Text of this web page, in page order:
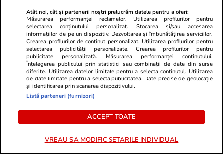
întâlnirea cu Recep Tayyip
Erdoğan și Emine Erdoğan. Ce
s-a întâmplat chiar înaintea
fotografiei oficiale
PARTENERI
Atât noi, cât și partenerii noștri prelucrăm datele pentru a oferi:
Măsurarea performanței reclamelor. Utilizarea profilurilor pentru
selectarea conținutului personalizat. Stocarea și/sau accesarea
informațiilor de pe un dispozitiv. Dezvoltarea și îmbunătățirea serviciilor.
Crearea profilurilor de conținut personalizat. Utilizarea profilurilor pentru
selectarea publicității personalizate. Crearea profilurilor pentru
publicitate personalizată. Măsurarea performanței conținutului.
Înțelegerea publicului prin statistici sau combinații de date din surse
diferite. Utilizarea datelor limitate pentru a selecta conținutul. Utilizarea
de date limitate pentru a selecta publicitatea. Date precise de geolocație
și identificarea prin scanarea dispozitivului.
Listă parteneri (furnizori)
ACCEPT TOATE
VREAU SA MODIFIC SETARILE INDIVIDUAL